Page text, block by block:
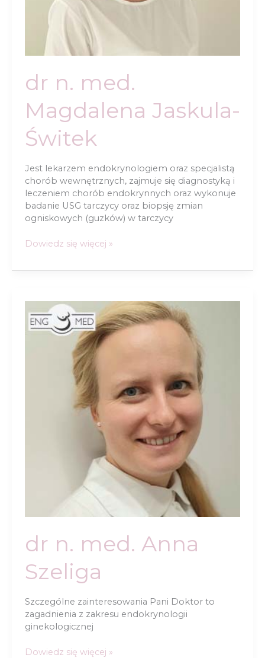
dr n. med.
Magdalena Jaskula-
Świtek
Jest lekarzem endokrynologiem oraz specjalistą
chorób wewnętrznych, zajmuje się diagnostyką i
leczeniem chorób endokrynnych oraz wykonuje
badanie USG tarczycy oraz biopsję zmian
ogniskowych (guzków) w tarczycy
dr
med.
Świtek
Dowiedz się więcej »
dr n. med. Anna
Szeliga
Szczególne zainteresowania Pani Doktor to
zagadnienia z zakresu endokrynologii
ginekologicznej
dr
Dowiedz się więcej »